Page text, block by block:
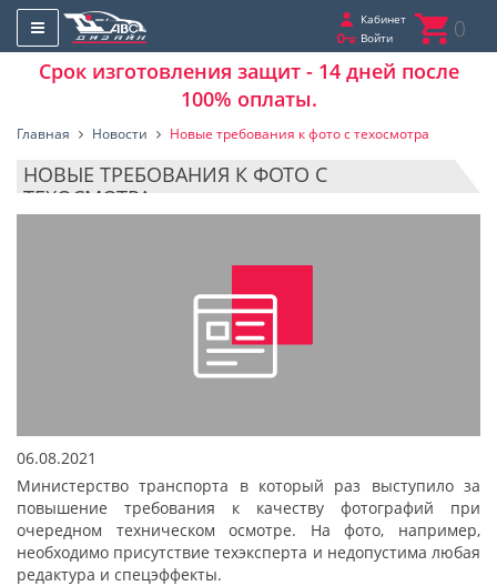
Кабинет
Войти
0
Срок изготовления защит - 14 дней после
100% оплаты.
Главная Новости Новые требования к фото с техосмотра
НОВЫЕ ТРЕБОВАНИЯ К ФОТО С
ТЕХОСМОТРА
06.08.2021
Министерство транспорта в который раз выступило за
повышение требования к качеству фотографий при
очередном техническом осмотре. На фото, например,
необходимо присутствие техэксперта и недопустима любая
редактура и спецэффекты.